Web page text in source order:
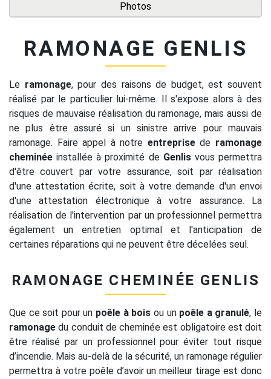
Photos
RAMONAGE GENLIS
Le ramonage, pour des raisons de budget, est souvent
réalisé par le particulier lui-même. Il s'expose alors à des
risques de mauvaise réalisation du ramonage, mais aussi de
ne plus être assuré si un sinistre arrive pour mauvais
ramonage. Faire appel à notre entreprisede ramonage
cheminée installée à proximité de Genlisvous permettra
d'être couvert par votre assurance, soit par réalisation
d'une attestation écrite, soit à votre demande d'un envoi
d'une attestation électronique à votre assurance. La
réalisation de l'intervention par un professionnel permettra
également un entretien optimal et l'anticipation de
certaines réparations qui ne peuvent être décelées seul.
RAMONAGE CHEMINÉE GENLIS
Que ce soit pour un poêle à bois ou un poêle a granulé, le
ramonage du conduit de cheminée est obligatoire est doit
être réalisé par un professionnel pour éviter tout risque
d’incendie. Mais au-delà de la sécurité, un ramonage régulier
permettra à votre poêle d’avoir un meilleur tirage est donc